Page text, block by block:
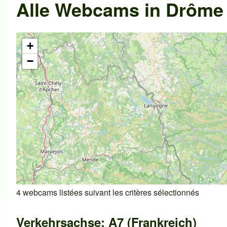
Alle Webcams in
+
−
4 webcams listées suivant les critères sélectionnés
Verkehrsachse: A7 (Frankreich)